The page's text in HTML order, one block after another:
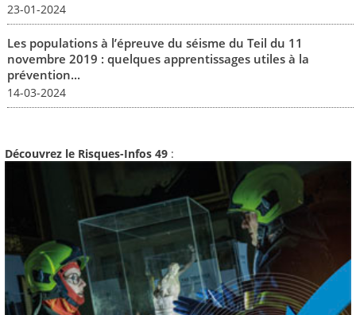
23-01-2024
Les populations à l’épreuve du séisme du Teil du 11
novembre 2019 : quelques apprentissages utiles à la
prévention...
14-03-2024
Découvrez le Risques-Infos 49 :